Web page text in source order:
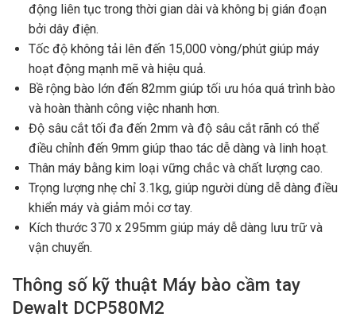
động liên tục trong thời gian dài và không bị gián đoạn
bởi dây điện.
Tốc độ không tải lên đến 15,000 vòng/phút giúp máy
hoạt động mạnh mẽ và hiệu quả.
Bề rộng bào lớn đến 82mm giúp tối ưu hóa quá trình bào
và hoàn thành công việc nhanh hơn.
Độ sâu cắt tối đa đến 2mm và độ sâu cắt rãnh có thể
điều chỉnh đến 9mm giúp thao tác dễ dàng và linh hoạt.
Thân máy bằng kim loại vững chắc và chất lượng cao.
Trọng lượng nhẹ chỉ 3.1kg, giúp người dùng dễ dàng điều
khiển máy và giảm mỏi cơ tay.
Kích thước 370 x 295mm giúp máy dễ dàng lưu trữ và
vận chuyển.
Thông số kỹ thuật Máy bào cầm tay
Dewalt DCP580M2